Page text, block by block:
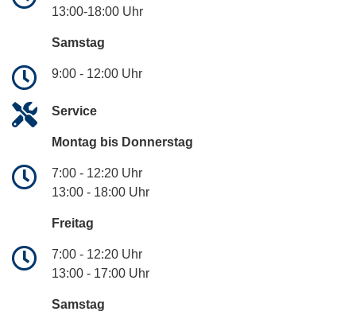
13:00-18:00 Uhr
Samstag
9:00 - 12:00 Uhr
Service
Montag bis Donnerstag
7:00 - 12:20 Uhr
13:00 - 18:00 Uhr
Freitag
7:00 - 12:20 Uhr
13:00 - 17:00 Uhr
Samstag